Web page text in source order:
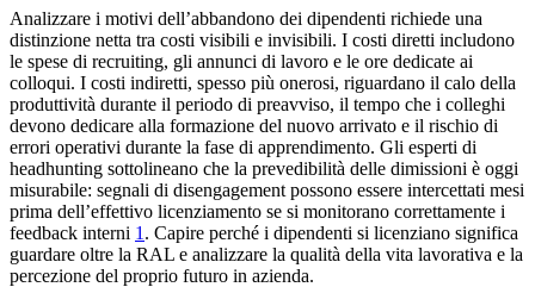
Analizzare i motivi dell’abbandono dei dipendenti richiede una
distinzione netta tra costi visibili e invisibili. I costi diretti includono
le spese di recruiting, gli annunci di lavoro e le ore dedicate ai
colloqui. I costi indiretti, spesso più onerosi, riguardano il calo della
produttività durante il periodo di preavviso, il tempo che i colleghi
devono dedicare alla formazione del nuovo arrivato e il rischio di
errori operativi durante la fase di apprendimento. Gli esperti di
headhunting sottolineano che la prevedibilità delle dimissioni è oggi
misurabile: segnali di disengagement possono essere intercettati mesi
prima dell’effettivo licenziamento se si monitorano correttamente i
feedback interni 1 . Capire perché i dipendenti si licenziano significa
guardare oltre la RAL e analizzare la qualità della vita lavorativa e la
percezione del proprio futuro in azienda.